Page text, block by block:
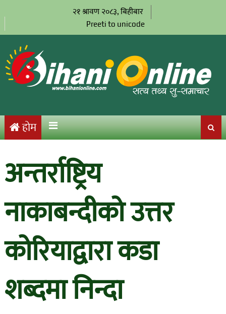
२१ श्रावण २०८३, बिहीबार
Preeti to unicode
होम
अन्तर्राष्ट्रिय
नाकाबन्दीको उत्तर
कोरियाद्वारा कडा
शब्दमा निन्दा